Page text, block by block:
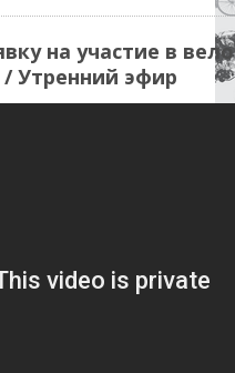
на участие в
Утренний эфир